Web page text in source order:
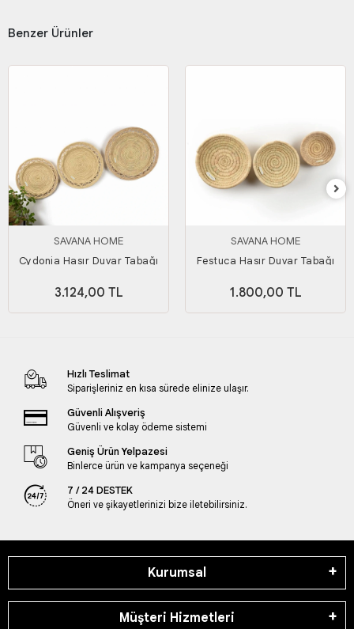
Benzer Ürünler
SAVANA HOME
Cydonia Hasır Duvar Tabağı
3.124,00 TL
SAVANA HOME
Festuca Hasır Duvar Tabağı
1.800,00 TL
Hızlı Teslimat
Siparişleriniz en kısa sürede elinize ulaşır.
Güvenli Alışveriş
Güvenli ve kolay ödeme sistemi
Geniş Ürün Yelpazesi
Binlerce ürün ve kampanya seçeneği
7 / 24 DESTEK
Öneri ve şikayetlerinizi bize iletebilirsiniz.
Kurumsal
Müşteri Hizmetleri